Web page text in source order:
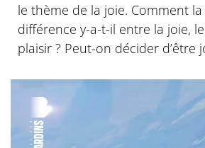
le thème de la joie. Comment
différence y-a-t-il entre la joie,
plaisir ? Peut-on décider d’être